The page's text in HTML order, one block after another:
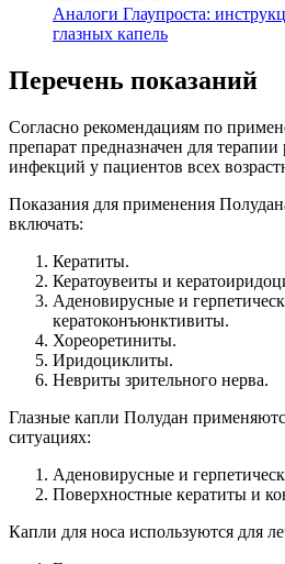
Аналоги Глаупроста:
глазных капель
Перечень показаний
Согласно рекомендациям по
препарат предназначен для
инфекций у пациентов всех
Показания для применения
включать:
Кератиты.
Кератоувеиты и
Аденовирусные и
кератоконъюнктивиты.
Хореоретиниты.
Иридоциклиты.
Невриты зрительного нерва.
Глазные капли Полудан
ситуациях:
Аденовирусные и
Поверхностные кератиты и
Капли для носа используются для